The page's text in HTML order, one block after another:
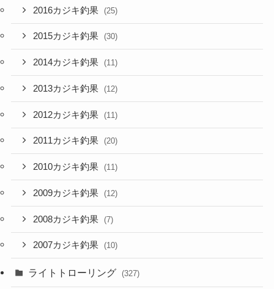
2016カジキ釣果 (25)
2015カジキ釣果 (30)
2014カジキ釣果 (11)
2013カジキ釣果 (12)
2012カジキ釣果 (11)
2011カジキ釣果 (20)
2010カジキ釣果 (11)
2009カジキ釣果 (12)
2008カジキ釣果 (7)
2007カジキ釣果 (10)
ライトトローリング (327)